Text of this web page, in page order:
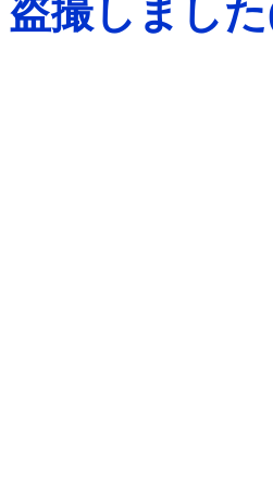
盗撮しまし